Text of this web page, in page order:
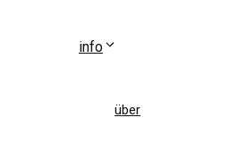
info
über